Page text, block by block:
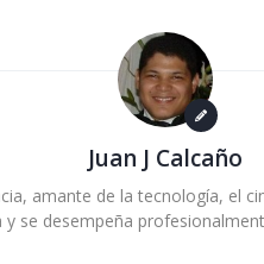
Juan J Calcaño
amante de la tecnología, el
y se desempeña